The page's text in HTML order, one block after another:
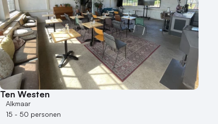
Ten Westen
Alkmaar
15 - 50 personen